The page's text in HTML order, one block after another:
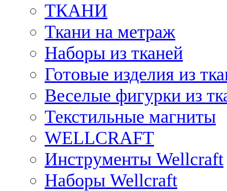
ТКАНИ
Ткани на метраж
Наборы из тканей
Готовые изделия из
Веселые фигурки из
Текстильные магниты
WELLCRAFT
Инструменты Wellcraft
Наборы Wellcraft